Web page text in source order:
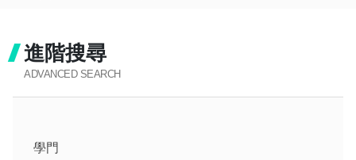
進階搜尋
ADVANCED SEARCH
學門